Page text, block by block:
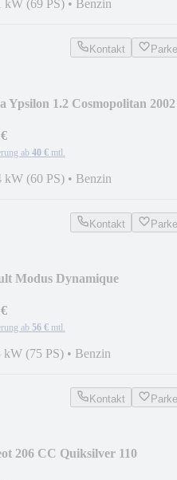
kW (69 PS) • Benzin
Kontakt
Ypsilon 1.2 Cosmopolitan 2002
ab 40 € mtl.
kW (60 PS) • Benzin
Kontakt
Modus Dynamique
ab 56 € mtl.
kW (75 PS) • Benzin
Kontakt
206 CC Quiksilver 110